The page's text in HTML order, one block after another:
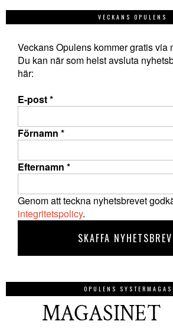
VECKANS OPULENS
Veckans Opulens kommer gratis via
Du kan när som helst avsluta
här:
E-post*
Förnamn *
Efternamn *
Genom att teckna nyhetsbrevet
integritetspolicy.
OPULENS